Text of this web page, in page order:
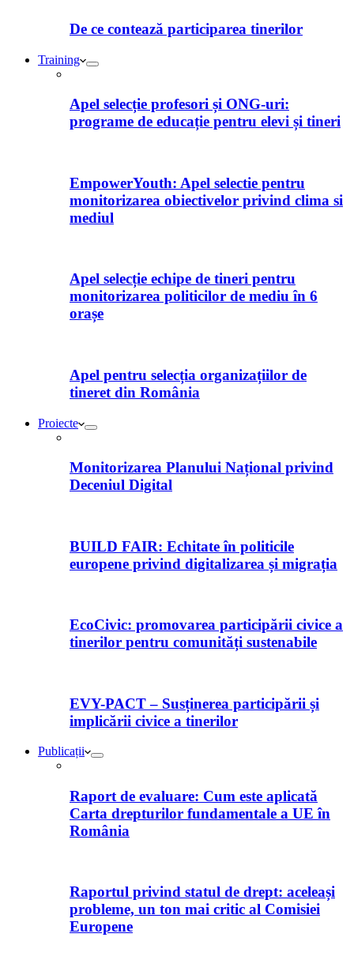
De ce contează participarea tinerilor
Training
Apel selecție profesori și ONG-uri:
programe de educație pentru elevi și tineri
EmpowerYouth: Apel selectie pentru
monitorizarea obiectivelor privind clima si
mediul
Apel selecție echipe de tineri pentru
monitorizarea politicilor de mediu în 6
orașe
Apel pentru selecția organizațiilor de
tineret din România
Proiecte
Monitorizarea Planului Național privind
Deceniul Digital
BUILD FAIR: Echitate în politicile
europene privind digitalizarea și migrația
EcoCivic: promovarea participării civice a
tinerilor pentru comunități sustenabile
EVY-PACT – Susținerea participării și
implicării civice a tinerilor
Publicații
Raport de evaluare: Cum este aplicată
Carta drepturilor fundamentale a UE în
România
Raportul privind statul de drept: aceleași
probleme, un ton mai critic al Comisiei
Europene